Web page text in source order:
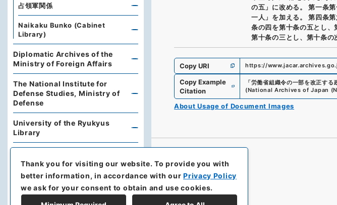
の五」に改める。 第一条
一人」を加える。 第四条
条の四を第十条の五とし
第十条の三とし、第十条の
Copy URI https://
Copy Example
Citation
「労働省組織令の一部を改正する
(National Archives of Japan
About Usage of Document Images
占領軍関係
Naikaku Bunko (Cabinet
Library)
Diplomatic Archives of the
Ministry of Foreign Affairs
The National Institute for
Defense Studies, Ministry of
Defense
University of the Ryukyus
Library
Archives of Hokkaido
Kobe University Library
Thank you for visiting our website.To provide you with
better information, in accordance with ourPrivacy Policy
we ask for your consent to obtain and use cookies.